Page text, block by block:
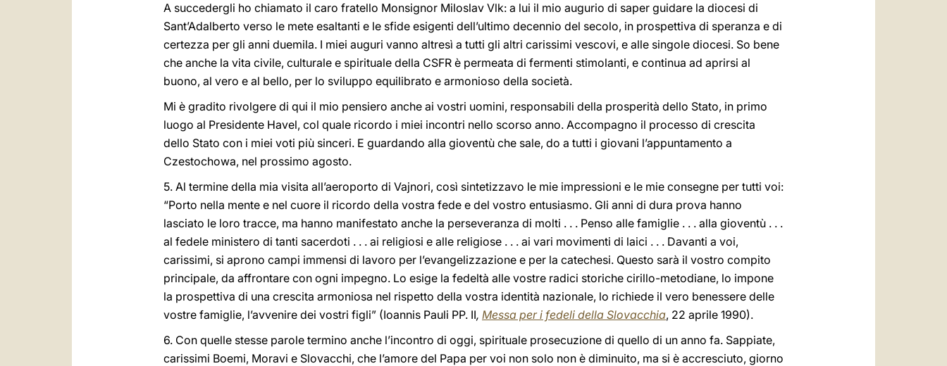
A succedergli ho chiamato il caro fratello Monsignor Miloslav Vlk: a lui il mio augurio di saper guidare la diocesi di
Sant’Adalberto verso le mete esaltanti e le sfide esigenti dell’ultimo decennio del secolo, in prospettiva di speranza e di
certezza per gli anni duemila. I miei auguri vanno altresì a tutti gli altri carissimi vescovi, e alle singole diocesi. So bene
che anche la vita civile, culturale e spirituale della CSFR è permeata di fermenti stimolanti, e continua ad aprirsi al
buono, al vero e al bello, per lo sviluppo equilibrato e armonioso della società.
Mi è gradito rivolgere di qui il mio pensiero anche ai vostri uomini, responsabili della prosperità dello Stato, in primo
luogo al Presidente Havel, col quale ricordo i miei incontri nello scorso anno. Accompagno il processo di crescita
dello Stato con i miei voti più sinceri. E guardando alla gioventù che sale, do a tutti i giovani l’appuntamento a
Czestochowa, nel prossimo agosto.
5. Al termine della mia visita all’aeroporto di Vajnori, così sintetizzavo le mie impressioni e le mie consegne per tutti voi:
“Porto nella mente e nel cuore il ricordo della vostra fede e del vostro entusiasmo. Gli anni di dura prova hanno
lasciato le loro tracce, ma hanno manifestato anche la perseveranza di molti . . . Penso alle famiglie . . . alla gioventù . . .
al fedele ministero di tanti sacerdoti . . . ai religiosi e alle religiose . . . ai vari movimenti di laici . . . Davanti a voi,
carissimi, si aprono campi immensi di lavoro per l’evangelizzazione e per la catechesi. Questo sarà il vostro compito
principale, da affrontare con ogni impegno. Lo esige la fedeltà alle vostre radici storiche cirillo-metodiane, lo impone
la prospettiva di una crescita armoniosa nel rispetto della vostra identità nazionale, lo richiede il vero benessere delle
vostre famiglie, l’avvenire dei vostri figli” (Ioannis Pauli PP. II, Messa per i fedeli della Slovacchia, 22 aprile 1990).
6. Con quelle stesse parole termino anche l’incontro di oggi, spirituale prosecuzione di quello di un anno fa. Sappiate,
carissimi Boemi, Moravi e Slovacchi, che l’amore del Papa per voi non solo non è diminuito, ma si è accresciuto, giorno